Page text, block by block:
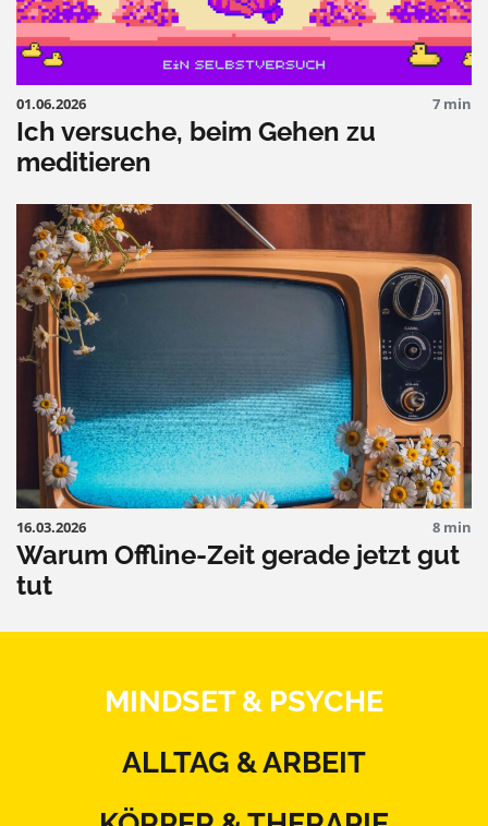
01.06.2026 7 min
Ich versuche, beim Gehen zu
meditieren
16.03.2026 8 min
Warum Offline-Zeit gerade jetzt gut
tut
MINDSET & PSYCHE
ALLTAG & ARBEIT